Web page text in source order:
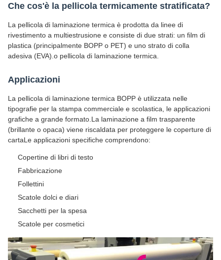
Che cos'è la pellicola termicamente stratificata?
La pellicola di laminazione termica è prodotta da linee di
rivestimento a multiestrusione e consiste di due strati: un film di
plastica (principalmente BOPP o PET) e uno strato di colla
adesiva (EVA).o pellicola di laminazione termica.
Applicazioni
La pellicola di laminazione termica BOPP è utilizzata nelle
tipografie per la stampa commerciale e scolastica, le applicazioni
grafiche a grande formato.La laminazione a film trasparente
(brillante o opaca) viene riscaldata per proteggere le coperture di
cartaLe applicazioni specifiche comprendono:
Copertine di libri di testo
Fabbricazione
Follettini
Scatole dolci e diari
Sacchetti per la spesa
Scatole per cosmetici